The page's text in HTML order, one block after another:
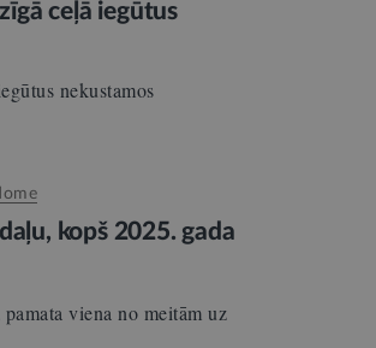
ceļā iegūtus
nekustamos
kopš 2025. gada
viena no meitām uz